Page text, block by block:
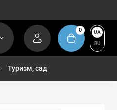
0
UA
RU
Туризм, сад